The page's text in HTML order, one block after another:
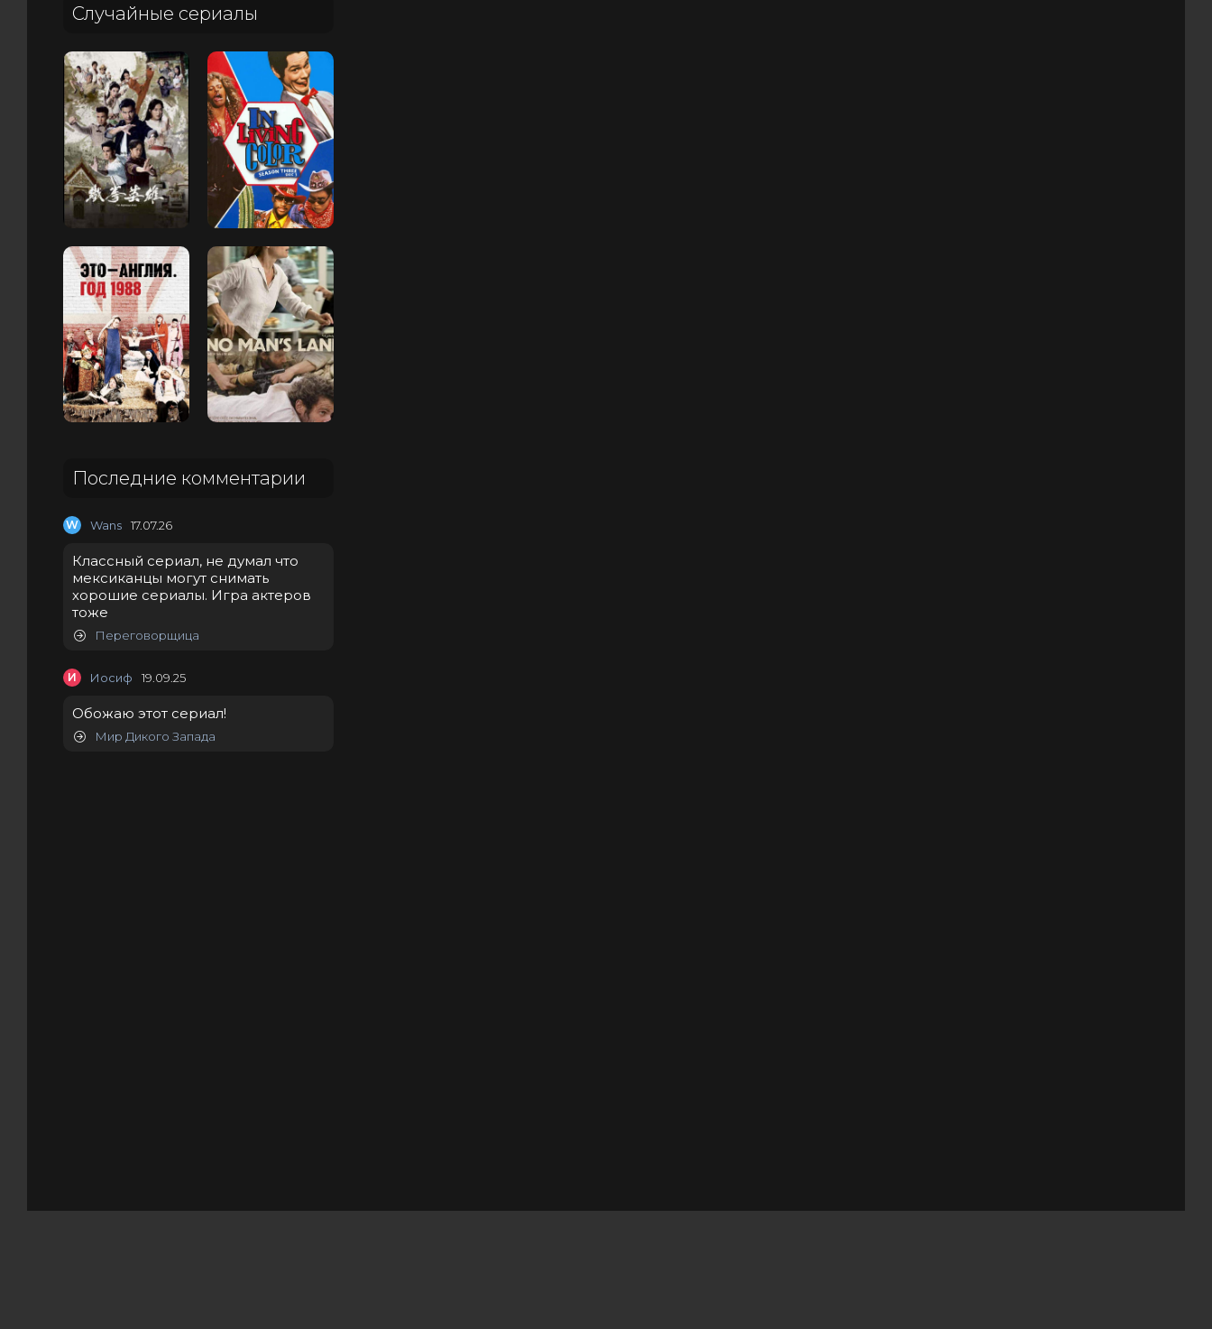
Случайные сериалы
Последние комментарии
W Wans 17.07.26
Классный сериал, не думал что
мексиканцы могут снимать
хорошие сериалы. Игра актеров
тоже
Переговорщица
И Иосиф 19.09.25
Обожаю этот сериал!
Мир Дикого Запада